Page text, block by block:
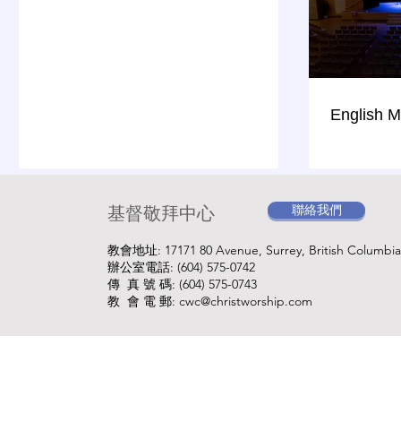
English
基督敬拜中心
教會地址: 17171 80 Avenue, Surrey, British
辦公室電話: (604) 575-0742
傳 真 號 碼: (604) 575-0743
教 會 電 郵: cwc@christworship.com
聯絡我們